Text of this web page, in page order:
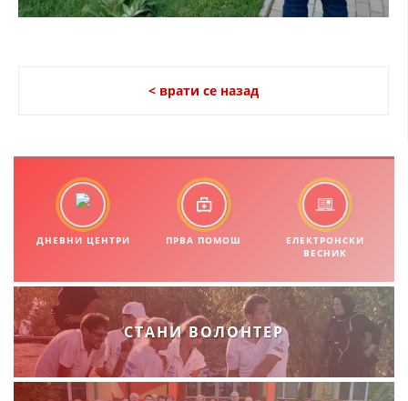
МЕЃУНАРОДНА СОРАБОТКА
ФОРМУЛАРИ ЗА БАРАЊА
ЗДРАВСТВЕНО ПРЕВЕНТИВНА ДЕЈНОСТ
КРВОДАРИТЕЛСТВО
ИНФОРМАЦИИ ЗА БОЛЕСТИ
МЕНАЏМЕНТ НА ВОЛОНТЕРИ
< врати се назад
ДНЕВНИ ЦЕНТРИ ПРВА ПОМОШ
ЕЛЕКТРОНСКИ
ВЕСНИК
СТАНИ ВОЛОНТЕР